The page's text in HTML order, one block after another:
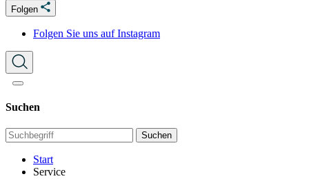
Folgen
Folgen Sie uns auf Instagram
Suchen
Suchen
Start
Service